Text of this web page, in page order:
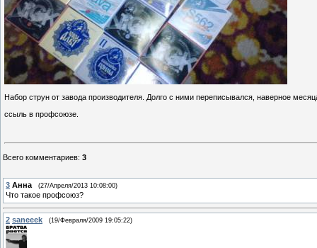
Набор струн от завода производителя. Долго с ними переписывался, наверное
ссыль в профсоюзе.
Всего комментариев: 3
3 Анна (27/Апреля/2013 10:08:00)
Что такое профсоюз?
2 saneeek (19/Февраля/2009 19:05:22)